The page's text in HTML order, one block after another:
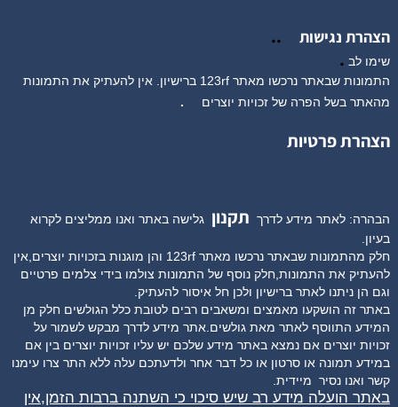
הצהרת נגישות ..
שימו לב .
התמונות שבאתר נרכשו מאתר 123rf ברישיון. אין להעתיק את התמונות
מהאתר בשל הפרה של זכויות יוצרים
.
הצהרת פרטיות
הבהרה: לאתר מידע לדרך תקנון גלישה באתר ואנו ממליצים לקרוא
בעיון.
חלק מהתמונות שבאתר נרכשו מאתר 123rf והן מוגנות בזכויות יוצרים,אין
להעתיק את התמונות,חלק נוסף של התמונות צולמו בידי צלמים פרטיים
וגם הן ניתנו לאתר ברישיון ולכן חל איסור להעתיק.
באתר זה הושקעו מאמצים ומשאבים רבים לטובת כלל הגולשים חלק מן
המידע התווסף לאתר מאת גולשים.אתר מידע לדרך מבקש לשמור על
זכויות יוצרים אם נמצא באתר מידע שלכם יש עליו זכויות יוצרים בין אם
במידע תמונה או סרטון או כל דבר אחר ולדעתכם עלה ללא התר צרו עימנו
קשר ואנו נסיר מיידית.
באתר הועלה מידע רב שיש סיכוי כי השתנה ברבות הזמן,אין